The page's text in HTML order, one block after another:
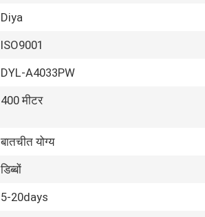
Diya
ISO9001
DYL-A4033PW
400 मीटर
बातचीत योग्य
डिब्बों
5-20days